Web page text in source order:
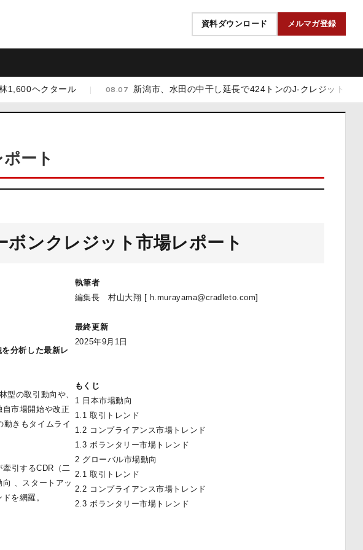
資料ダウンロード メルマガ登録
ヘクタール 08.07 新潟市、水田の中干し延長で424トンのJ-クレジット 最低
ート
ボンクレジット市場レポート
分析した最新レ
型の取引動向や、
市場開始や改正
動きもタイムライ
引するCDR（二
、スタートアッ
を網羅。
執筆者
編集長 村山大翔 [ h.murayama@cradleto.com]
最終更新
2025年9月1日
もくじ
1 ⽇本市場動向
1.1 取引トレンド
1.2 コンプライアンス市場トレンド
1.3 ボランタリー市場トレンド
2 グローバル市場動向
2.1 取引トレンド
2.2 コンプライアンス市場トレンド
2.3 ボランタリー市場トレンド